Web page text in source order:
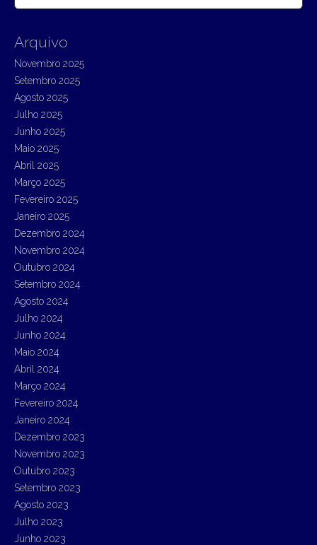
c
f
o
r
Arquivo
Novembro 2025
Setembro 2025
Agosto 2025
Julho 2025
Junho 2025
Maio 2025
Abril 2025
Março 2025
Fevereiro 2025
Janeiro 2025
Dezembro 2024
Novembro 2024
Outubro 2024
Setembro 2024
Agosto 2024
Julho 2024
Junho 2024
Maio 2024
Abril 2024
Março 2024
Fevereiro 2024
Janeiro 2024
Dezembro 2023
Novembro 2023
Outubro 2023
Setembro 2023
Agosto 2023
Julho 2023
Junho 2023